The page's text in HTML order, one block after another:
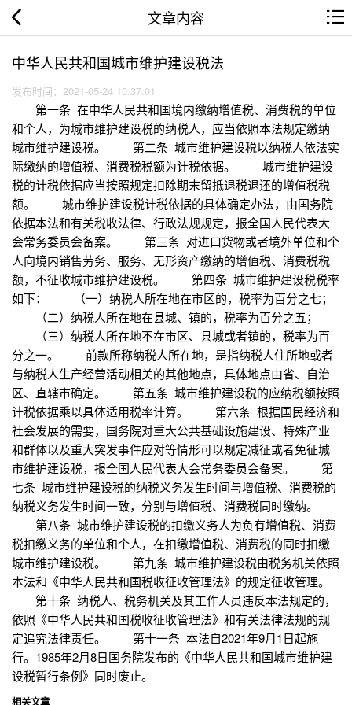
文章内容
中华人民共和国城市维护建设税法
发布时间：2021-05-24 10:37:01
第一条 在中华人民共和国境内缴纳增值税、消费税的单位
和个人，为城市维护建设税的纳税人，应当依照本法规定缴纳
城市维护建设税。 第二条 城市维护建设税以纳税人依法实
际缴纳的增值税、消费税税额为计税依据。 城市维护建设
税的计税依据应当按照规定扣除期末留抵退税退还的增值税税
额。 城市维护建设税计税依据的具体确定办法，由国务院
依据本法和有关税收法律、行政法规规定，报全国人民代表大
会常务委员会备案。 第三条 对进口货物或者境外单位和个
人向境内销售劳务、服务、无形资产缴纳的增值税、消费税税
额，不征收城市维护建设税。 第四条 城市维护建设税税率
如下： （一）纳税人所在地在市区的，税率为百分之七；
（二）纳税人所在地在县城、镇的，税率为百分之五；
（三）纳税人所在地不在市区、县城或者镇的，税率为百
分之一。 前款所称纳税人所在地，是指纳税人住所地或者
与纳税人生产经营活动相关的其他地点，具体地点由省、自治
区、直辖市确定。 第五条 城市维护建设税的应纳税额按照
计税依据乘以具体适用税率计算。 第六条 根据国民经济和
社会发展的需要，国务院对重大公共基础设施建设、特殊产业
和群体以及重大突发事件应对等情形可以规定减征或者免征城
市维护建设税，报全国人民代表大会常务委员会备案。 第
七条 城市维护建设税的纳税义务发生时间与增值税、消费税的
纳税义务发生时间一致，分别与增值税、消费税同时缴纳。
第八条 城市维护建设税的扣缴义务人为负有增值税、消费
税扣缴义务的单位和个人，在扣缴增值税、消费税的同时扣缴
城市维护建设税。 第九条 城市维护建设税由税务机关依照
本法和《中华人民共和国税收征收管理法》的规定征收管理。
第十条 纳税人、税务机关及其工作人员违反本法规定的，
依照《中华人民共和国税收征收管理法》和有关法律法规的规
定追究法律责任。 第十一条 本法自2021年9月1日起施
行。1985年2月8日国务院发布的《中华人民共和国城市维护建
设税暂行条例》同时废止。
相关文章